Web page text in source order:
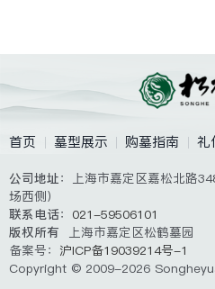
首页 墓型展示 购墓指南 礼
公司地址：上海市嘉定区嘉松北路
场西侧）
联系电话： 021-59506101
版权所有 上海市嘉定区松鹤墓园
备案号： 沪ICP备19039214号-1
Copyright © 2009-2026